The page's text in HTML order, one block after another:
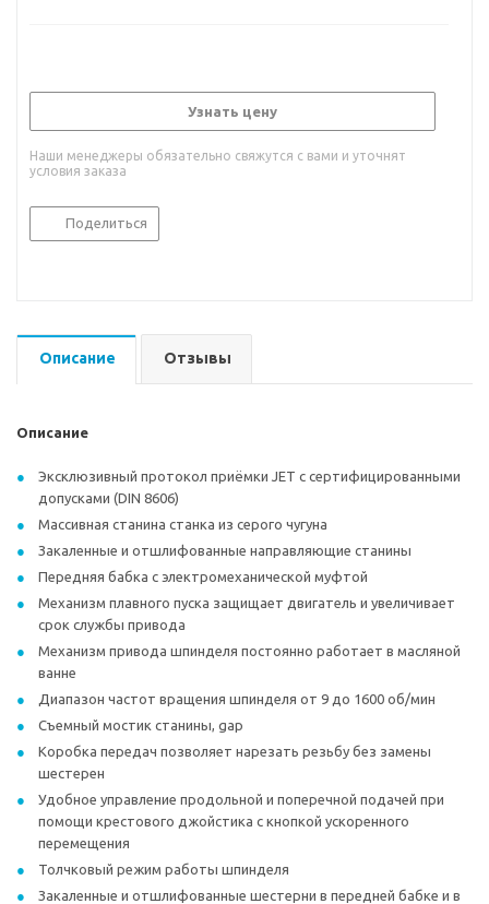
Узнать цену
Наши менеджеры обязательно свяжутся с вами и уточнят
условия заказа
Поделиться
Описание Отзывы
Описание
Эксклюзивный протокол приёмки JET с сертифицированными
допусками (DIN 8606)
Массивная станина станка из серого чугуна
Закаленные и отшлифованные направляющие станины
Передняя бабка с электромеханической муфтой
Механизм плавного пуска защищает двигатель и увеличивает
срок службы привода
Механизм привода шпинделя постоянно работает в масляной
ванне
Диапазон частот вращения шпинделя от 9 до 1600 об/мин
Съемный мостик станины, gap
Коробка передач позволяет нарезать резьбу без замены
шестерен
Удобное управление продольной и поперечной подачей при
помощи крестового джойстика с кнопкой ускоренного
перемещения
Толчковый режим работы шпинделя
Закаленные и отшлифованные шестерни в передней бабке и в